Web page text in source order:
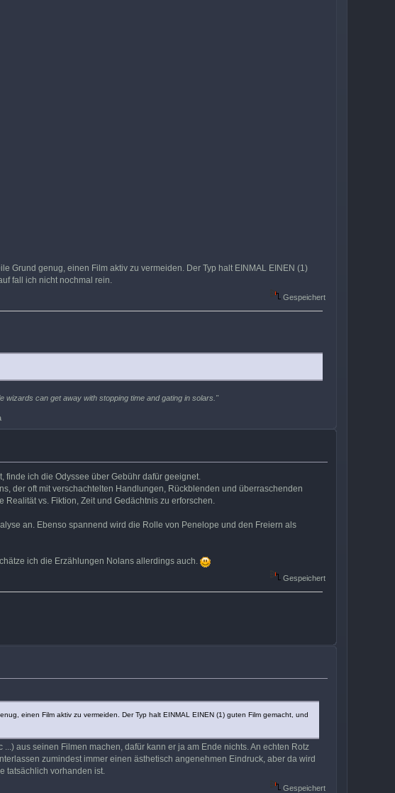
Grund genug, einen Film aktiv zu vermeiden. Der Typ halt EINMAL EINEN (1)
fall ich nicht nochmal rein.
Gespeichert
wizards can get away with stopping time and gating in solars."
finde ich die Odyssee über Gebühr dafür geeignet.
der oft mit verschachtelten Handlungen, Rückblenden und überraschenden
vs. Fiktion, Zeit und Gedächtnis zu erforschen.
an. Ebenso spannend wird die Rolle von Penelope und den Freiern als
ich die Erzählungen Nolans allerdings auch.
Gespeichert
einen Film aktiv zu vermeiden. Der Typ halt EINMAL EINEN (1) guten Film gemacht, und
aus seinen Filmen machen, dafür kann er ja am Ende nichts. An echten Rotz
zumindest immer einen ästhetisch angenehmen Eindruck, aber da wird
tatsächlich vorhanden ist.
Gespeichert